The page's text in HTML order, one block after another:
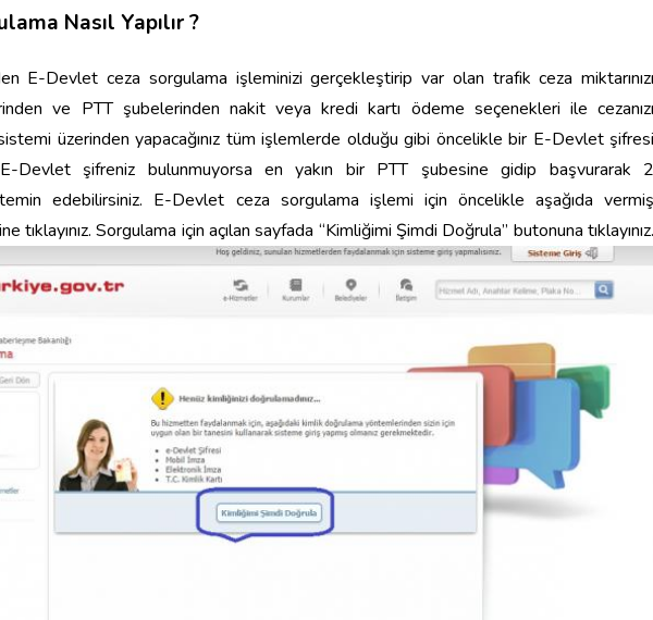
Nasıl Yapılır ?
E-Devlet ceza sorgulama işleminizi gerçekleştirip var olan trafik ceza miktarınızı
ve PTT şubelerinden nakit veya kredi kartı ödeme seçenekleri ile cezanızı
üzerinden yapacağınız tüm işlemlerde olduğu gibi öncelikle bir E-Devlet şifresi
E-Devlet şifreniz bulunmuyorsa en yakın bir PTT şubesine gidip başvurarak 2
edebilirsiniz. E-Devlet ceza sorgulama işlemi için öncelikle aşağıda vermiş
tıklayınız. Sorgulama için açılan sayfada “Kimliğimi Şimdi Doğrula” butonuna tıklayınız.